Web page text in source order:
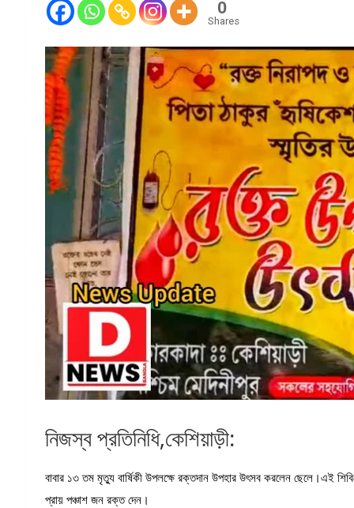
0
Shares
নিজস্ব প্রতিনিধি,কেশিয়াড়ী:
বাবার ১৩ তম মৃত্যু বার্ষিকী উপলক্ষে রক্তদান উপহার উৎসব করলেন ছেলে।এই
প্রায় পঞ্চাশ জন রক্ত দেন।